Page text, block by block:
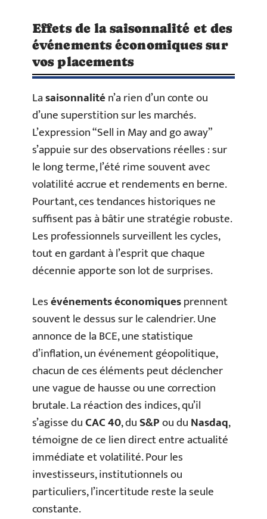
Effets de la saisonnalité et des
événements économiques sur
vos placements
Lasaisonnalitén’a rien d’un conte ou
d’une superstition sur les marchés.
L’expression “Sell in May and go away”
s’appuie sur des observations réelles : sur
le long terme, l’été rime souvent avec
volatilité accrue et rendements en berne.
Pourtant, ces tendances historiques ne
suffisent pas à bâtir une stratégie robuste.
Les professionnels surveillent les cycles,
tout en gardant à l’esprit que chaque
décennie apporte son lot de surprises.
Lesévénements économiquesprennent
souvent le dessus sur le calendrier. Une
annonce de la BCE, une statistique
d’inflation, un événement géopolitique,
chacun de ces éléments peut déclencher
une vague de hausse ou une correction
brutale. La réaction des indices, qu’il
s’agisse duCAC 40, duS&Pou duNasdaq,
témoigne de ce lien direct entre actualité
immédiate et volatilité. Pour les
investisseurs, institutionnels ou
particuliers, l’incertitude reste la seule
constante.